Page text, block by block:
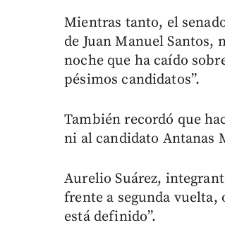
Mientras tanto, el
de Juan Manuel Santos,
noche que ha caído
pésimos candidatos”.
También recordó que
ni al candidato Antanas
Aurelio Suárez,
frente a segunda vuelta,
está definido”.